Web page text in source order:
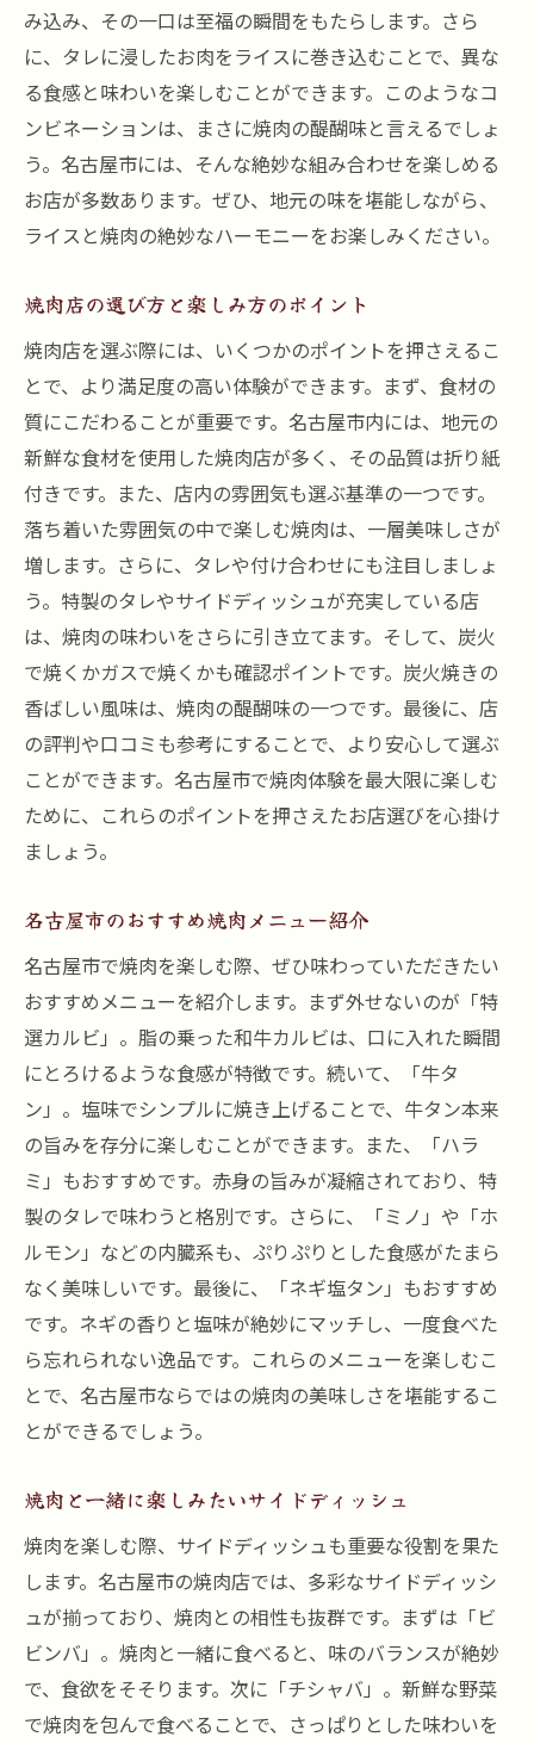
牛タンを最大限に楽しむためのヒント
ライスが止まらない名古屋市での焼肉の楽しみ
方
焼肉とライスの絶妙なハーモニー
ライスにピッタリの焼肉メニュー
焼肉とご飯の相性を引き立てる調味料
焼肉とご飯のバランスを楽しむ方法
名古屋市で焼肉を堪能するための必見スポット
地元で評判の焼肉店ランキング
観光客にも人気の焼肉スポット
名古屋駅周辺のおすすめ焼肉店
焼肉好きにおすすめの隠れた名店
地元の人が足繁く通う焼肉店紹介
焼肉とライスの相性抜群名古屋市での極上体験
ライスが進む焼肉の選び方
焼肉とライスの完璧な組み合わせ
名古屋市で楽しむ焼肉ライスの極意
ライスに合う焼肉の部位とメニュー
焼肉とライスの味わいを引き立てる調味料
焼肉ライスの楽しみ方ガイド
み込み、その一口は至福の瞬間をもたらします。さら
に、タレに浸したお肉をライスに巻き込むことで、異な
る食感と味わいを楽しむことができます。このようなコ
ンビネーションは、まさに焼肉の醍醐味と言えるでしょ
う。名古屋市には、そんな絶妙な組み合わせを楽しめる
お店が多数あります。ぜひ、地元の味を堪能しながら、
ライスと焼肉の絶妙なハーモニーをお楽しみください。
焼肉店の選び方と楽しみ方のポイント
焼肉店を選ぶ際には、いくつかのポイントを押さえるこ
とで、より満足度の高い体験ができます。まず、食材の
質にこだわることが重要です。名古屋市内には、地元の
新鮮な食材を使用した焼肉店が多く、その品質は折り紙
付きです。また、店内の雰囲気も選ぶ基準の一つです。
落ち着いた雰囲気の中で楽しむ焼肉は、一層美味しさが
増します。さらに、タレや付け合わせにも注目しましょ
う。特製のタレやサイドディッシュが充実している店
は、焼肉の味わいをさらに引き立てます。そして、炭火
で焼くかガスで焼くかも確認ポイントです。炭火焼きの
香ばしい風味は、焼肉の醍醐味の一つです。最後に、店
の評判や口コミも参考にすることで、より安心して選ぶ
ことができます。名古屋市で焼肉体験を最大限に楽しむ
ために、これらのポイントを押さえたお店選びを心掛け
ましょう。
名古屋市のおすすめ焼肉メニュー紹介
名古屋市で焼肉を楽しむ際、ぜひ味わっていただきたい
おすすめメニューを紹介します。まず外せないのが「特
選カルビ」。脂の乗った和牛カルビは、口に入れた瞬間
にとろけるような食感が特徴です。続いて、「牛タ
ン」。塩味でシンプルに焼き上げることで、牛タン本来
の旨みを存分に楽しむことができます。また、「ハラ
ミ」もおすすめです。赤身の旨みが凝縮されており、特
製のタレで味わうと格別です。さらに、「ミノ」や「ホ
ルモン」などの内臓系も、ぷりぷりとした食感がたまら
なく美味しいです。最後に、「ネギ塩タン」もおすすめ
です。ネギの香りと塩味が絶妙にマッチし、一度食べた
ら忘れられない逸品です。これらのメニューを楽しむこ
とで、名古屋市ならではの焼肉の美味しさを堪能するこ
とができるでしょう。
焼肉と一緒に楽しみたいサイドディッシュ
焼肉を楽しむ際、サイドディッシュも重要な役割を果た
します。名古屋市の焼肉店では、多彩なサイドディッシ
ュが揃っており、焼肉との相性も抜群です。まずは「ビ
ビンバ」。焼肉と一緒に食べると、味のバランスが絶妙
で、食欲をそそります。次に「チシャバ」。新鮮な野菜
で焼肉を包んで食べることで、さっぱりとした味わいを